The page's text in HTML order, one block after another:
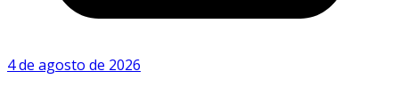
4 de agosto de 2026